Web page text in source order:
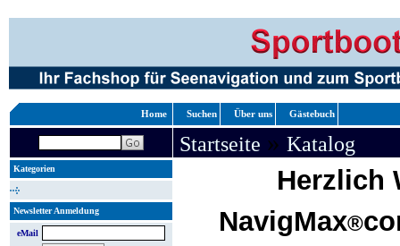
Home Suchen Über uns Gästebuch
Startseite » Katalog
Kategorien
Newsletter Anmeldung
eMail
Herzlich
NavigMax®